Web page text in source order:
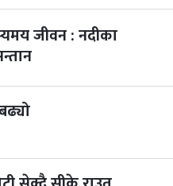
७ महिना बाँकी
जीवन : नदीका